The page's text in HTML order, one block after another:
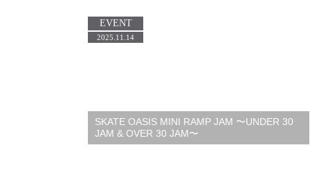
SKATE OASIS MINI RAMP JAM 〜UNDER 30
JAM & OVER 30 JAM〜
EVENT
2025.11.14